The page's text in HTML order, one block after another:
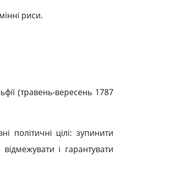
риси.
(травень-вересень 1787
політичні цілі: зупинити
і гарантувати